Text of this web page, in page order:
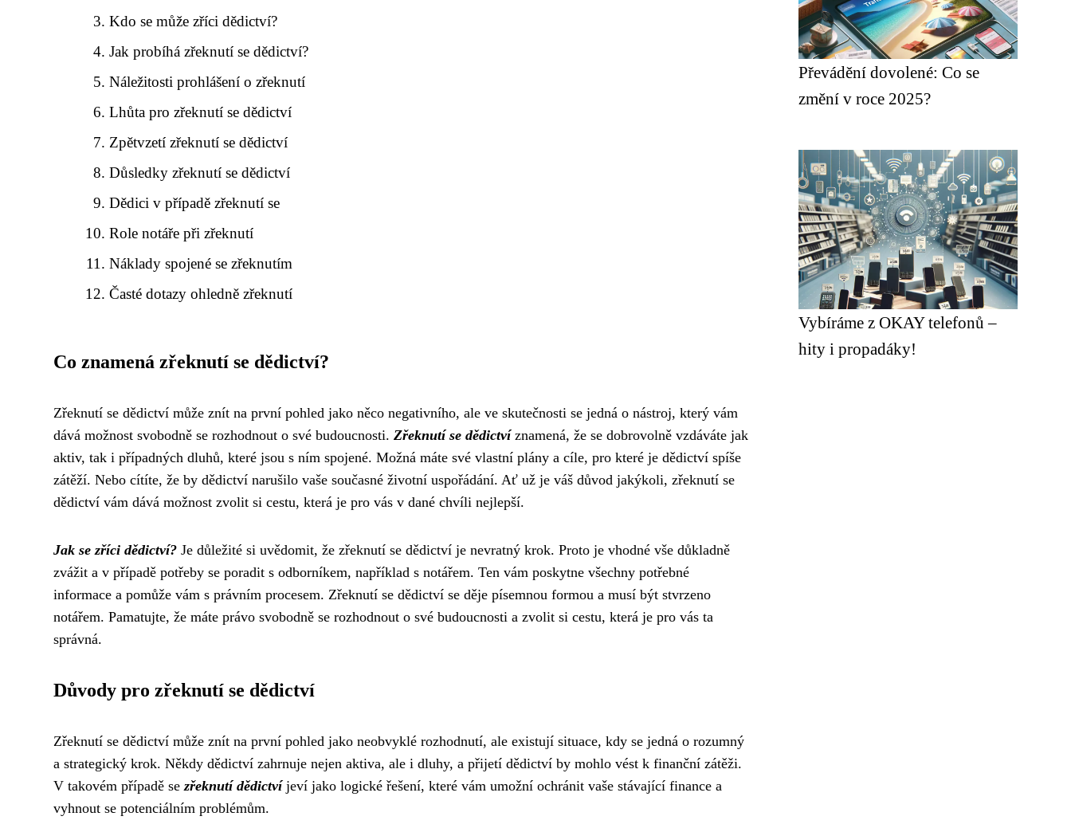
Kdo se může zříci dědictví?
Jak probíhá zřeknutí se dědictví?
Náležitosti prohlášení o zřeknutí
Lhůta pro zřeknutí se dědictví
Zpětvzetí zřeknutí se dědictví
Důsledky zřeknutí se dědictví
Dědici v případě zřeknutí se
Role notáře při zřeknutí
Náklady spojené se zřeknutím
Časté dotazy ohledně zřeknutí
Co znamená zřeknutí se dědictví?
Zřeknutí se dědictví může znít na první pohled jako něco negativního, ale ve skutečnosti se jedná o nástroj, který vám
dává možnost svobodně se rozhodnout o své budoucnosti. Zřeknutí se dědictvíznamená, že se dobrovolně vzdáváte jak
aktiv, tak i případných dluhů, které jsou s ním spojené. Možná máte své vlastní plány a cíle, pro které je dědictví spíše
zátěží. Nebo cítíte, že by dědictví narušilo vaše současné životní uspořádání. Ať už je váš důvod jakýkoli, zřeknutí se
dědictví vám dává možnost zvolit si cestu, která je pro vás v dané chvíli nejlepší.
Jak se zříci dědictví? Je důležité si uvědomit, že zřeknutí se dědictví je nevratný krok. Proto je vhodné vše důkladně
zvážit a v případě potřeby se poradit s odborníkem, například s notářem. Ten vám poskytne všechny potřebné
informace a pomůže vám s právním procesem. Zřeknutí se dědictví se děje písemnou formou a musí být stvrzeno
notářem. Pamatujte, že máte právo svobodně se rozhodnout o své budoucnosti a zvolit si cestu, která je pro vás ta
správná.
Důvody pro zřeknutí se dědictví
Zřeknutí se dědictví může znít na první pohled jako neobvyklé rozhodnutí, ale existují situace, kdy se jedná o rozumný
a strategický krok. Někdy dědictví zahrnuje nejen aktiva, ale i dluhy, a přijetí dědictví by mohlo vést k finanční zátěži.
V takovém případě sezřeknutí dědictvíjeví jako logické řešení, které vám umožní ochránit vaše stávající finance a
vyhnout se potenciálním problémům.
Převádění dovolené: Co se
změní v roce 2025?
Vybíráme z OKAY telefonů –
hity i propadáky!